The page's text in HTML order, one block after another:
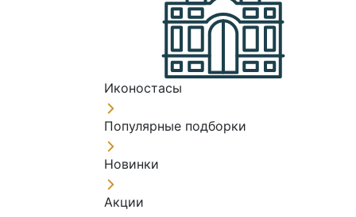
Иконостасы
Популярные подборки
Новинки
Акции